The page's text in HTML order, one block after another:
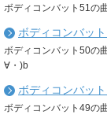
ボディコンバット51の
ボディコンバッ
ボディコンバット50の
∀・)b
ボディコンバッ
ボディコンバット49の